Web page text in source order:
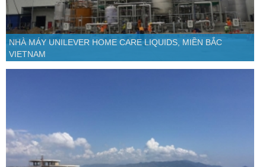
NHÀ MÁY UNILEVER HOME CARE LIQUIDS, MIỀN BẮC
VIETNAM